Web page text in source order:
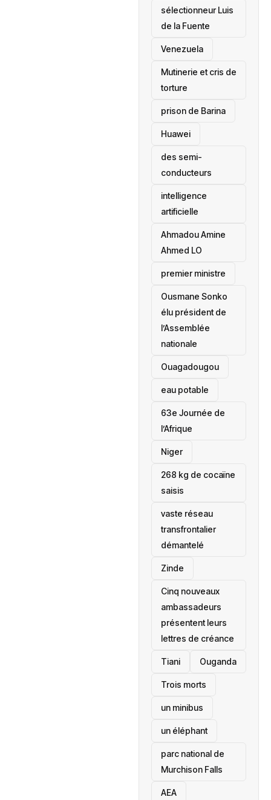
sélectionneur Luis
de la Fuente
‎Venezuela
Mutinerie et cris de
torture
prison de Barina
Huawei
des semi-
conducteurs
intelligence
artificielle
Ahmadou Amine
Ahmed LO
premier ministre
Ousmane Sonko
élu président de
l’Assemblée
nationale
‎Ouagadougou
eau potable
63e Journée de
l’Afrique
‎Niger
268 kg de cocaïne
saisis
vaste réseau
transfrontalier
démantelé
Zinde
Cinq nouveaux
ambassadeurs
présentent leurs
lettres de créance
Tiani ‎Ouganda
Trois morts
un minibus
un éléphant
parc national de
Murchison Falls
AEA